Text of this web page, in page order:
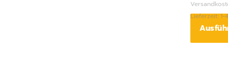
Lieferzeit:1-